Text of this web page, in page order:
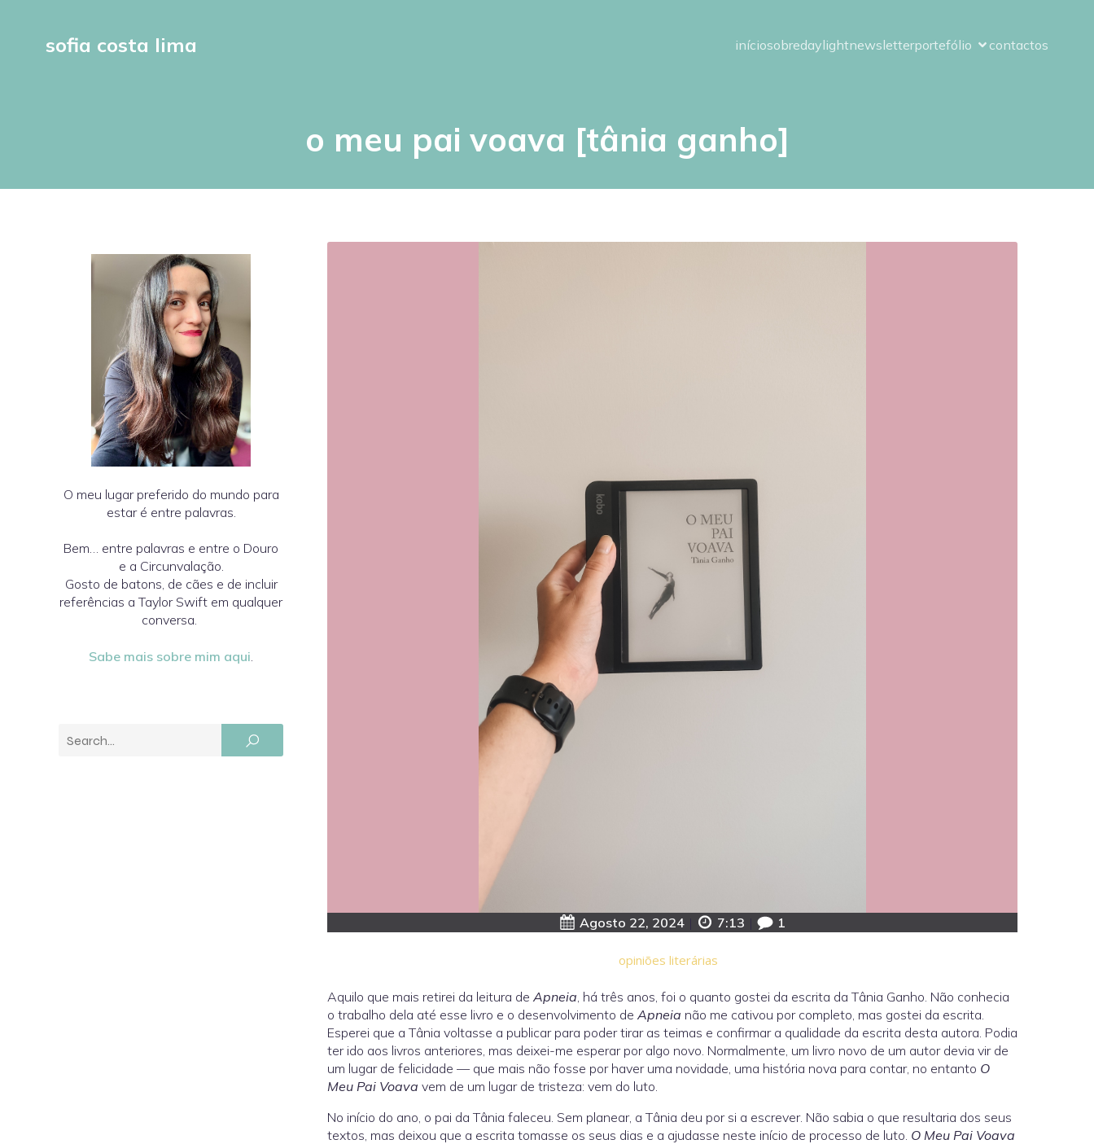
sofia costa lima iníciosobredaylightnewsletterportefólio contactos
o meu pai voava [tânia ganho]
O meu lugar preferido do mundo para
estar é entre palavras.
Bem… entre palavras e entre o Douro
e a Circunvalação.
Gosto de batons, de cães e de incluir
referências a Taylor Swift em qualquer
conversa.
Sabe mais sobre mim aqui.
Agosto 22, 2024 7:13 1
opiniões literárias
Aquilo que mais retirei da leitura de Apneia, há três anos, foi o quanto gostei da escrita da Tânia Ganho. Não conhecia
o trabalho dela até esse livro e o desenvolvimento de Apneia não me cativou por completo, mas gostei da escrita.
Esperei que a Tânia voltasse a publicar para poder tirar as teimas e confirmar a qualidade da escrita desta autora. Podia
ter ido aos livros anteriores, mas deixei-me esperar por algo novo. Normalmente, um livro novo de um autor devia vir de
um lugar de felicidade — que mais não fosse por haver uma novidade, uma história nova para contar, no entanto O
Meu Pai Voava vem de um lugar de tristeza: vem do luto.
No início do ano, o pai da Tânia faleceu. Sem planear, a Tânia deu por si a escrever. Não sabia o que resultaria dos seus
textos, mas deixou que a escrita tomasse os seus dias e a ajudasse neste início de processo de luto. O Meu Pai Voava